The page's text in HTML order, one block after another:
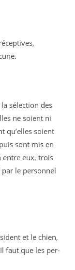
sélection des
ne soient ni
qu’elles soient
sont mis en
entre eux, trois
le personnel
et le chien,
faut que les per­